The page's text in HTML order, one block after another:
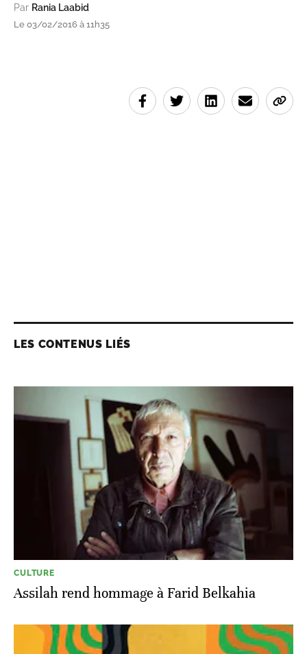
Par Rania Laabid
Le 03/02/2016 à 11h35
LES CONTENUS LIÉS
CULTURE
Assilah rend hommage à Farid Belkahia